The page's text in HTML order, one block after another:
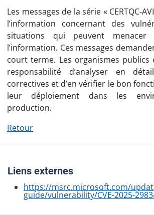
Les messages de la série « CERTQC-
l’information concernant des
situations qui peuvent
l’information. Ces messages
court terme. Les organismes publics
responsabilité d’analyser en
correctives et d’en vérifier le bon
leur déploiement dans les
production.
Retour
Liens externes
https://msrc.microsoft.com/
guide/vulnerability/CVE-2025-